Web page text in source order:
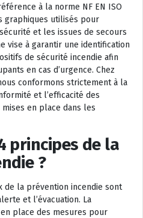
à la norme NF EN ISO
graphiques utilisés pour
et les issues de secours
vise à garantir une identification
de sécurité incendie afin
en cas d’urgence. Chez
conformons strictement à la
et l’efficacité des
en place dans les
principes de la
?
de la prévention incendie sont
et l’évacuation. La
place des mesures pour